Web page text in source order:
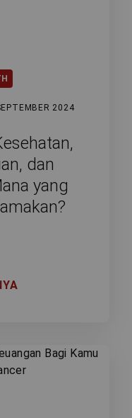
2024
dan
yang